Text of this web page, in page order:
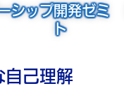
シップ開発ゼミ
ト
自己理解